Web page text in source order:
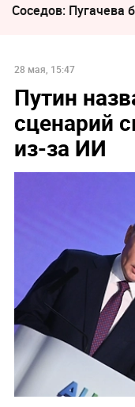
Соседов: Пугачева
28 мая, 15:47
Путин
сценарий
из-за ИИ